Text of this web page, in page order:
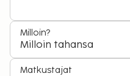
Milloin?
Milloin tahansa
Matkustajat